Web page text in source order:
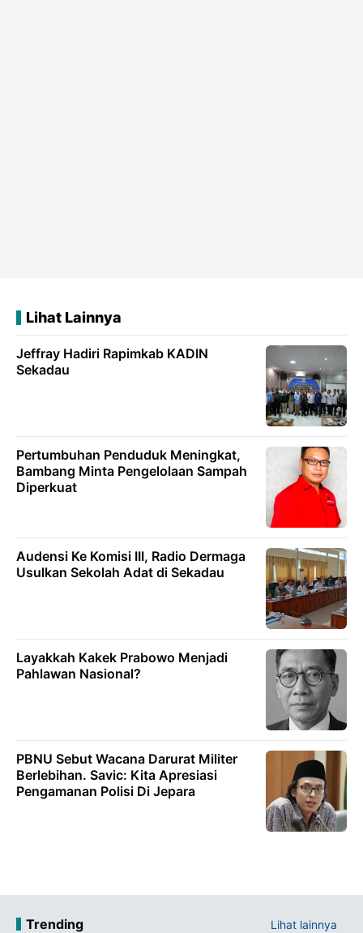
Lihat Lainnya
Jeffray Hadiri Rapimkab KADIN
Sekadau
Pertumbuhan Penduduk Meningkat,
Bambang Minta Pengelolaan Sampah
Diperkuat
Audensi Ke Komisi III, Radio Dermaga
Usulkan Sekolah Adat di Sekadau
Layakkah Kakek Prabowo Menjadi
Pahlawan Nasional?
PBNU Sebut Wacana Darurat Militer
Berlebihan. Savic: Kita Apresiasi
Pengamanan Polisi Di Jepara
Trending Lihat lainnya